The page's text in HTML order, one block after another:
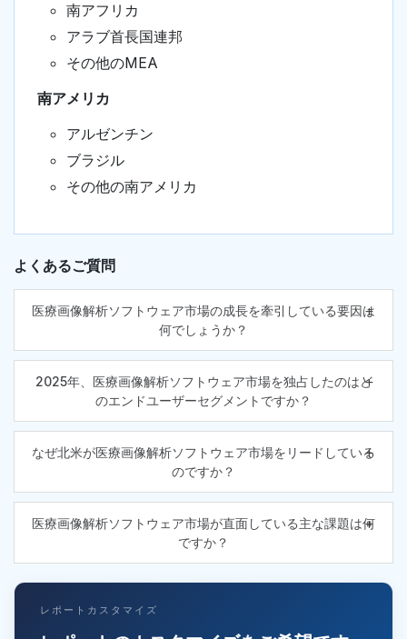
南アフリカ
アラブ首長国連邦
その他のMEA
南アメリカ
アルゼンチン
ブラジル
その他の南アメリカ
よくあるご質問
医療画像解析ソフトウェア市場の成長を牽引している要因は
何でしょうか？
2025年、医療画像解析ソフトウェア市場を独占したのはど
のエンドユーザーセグメントですか？
なぜ北米が医療画像解析ソフトウェア市場をリードしている
のですか？
医療画像解析ソフトウェア市場が直面している主な課題は何
ですか？
レポートカスタマイズ